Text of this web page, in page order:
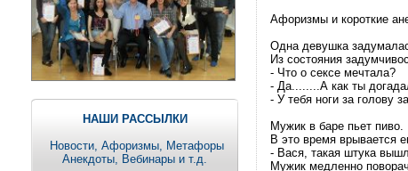
НАШИ РАССЫЛКИ
Новости, Aфоризмы, Метафоры
Анекдоты, Вебинары и т.д.
Афоризмы и короткие
Одна девушка
Из состояния
- Что о сексе мечтала?
- Да........А как ты
- У тебя ноги за голову
Мужик в баре пьет пиво.
В это время врывается
- Вася, такая штука
Мужик медленно